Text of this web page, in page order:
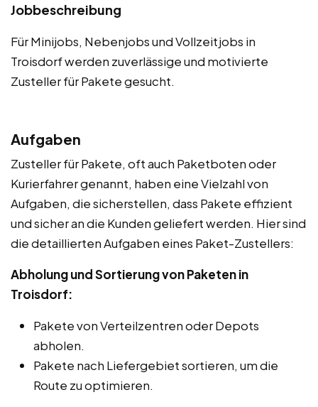
Jobbeschreibung
Für Minijobs, Nebenjobs und Vollzeitjobs in
Troisdorf werden zuverlässige und motivierte
Zusteller für Pakete gesucht.
Aufgaben
Zusteller für Pakete, oft auch Paketboten oder
Kurierfahrer genannt, haben eine Vielzahl von
Aufgaben, die sicherstellen, dass Pakete effizient
und sicher an die Kunden geliefert werden. Hier sind
die detaillierten Aufgaben eines Paket-Zustellers:
Abholung und Sortierung von Paketen in
Troisdorf:
Pakete von Verteilzentren oder Depots
abholen.
Pakete nach Liefergebiet sortieren, um die
Route zu optimieren.